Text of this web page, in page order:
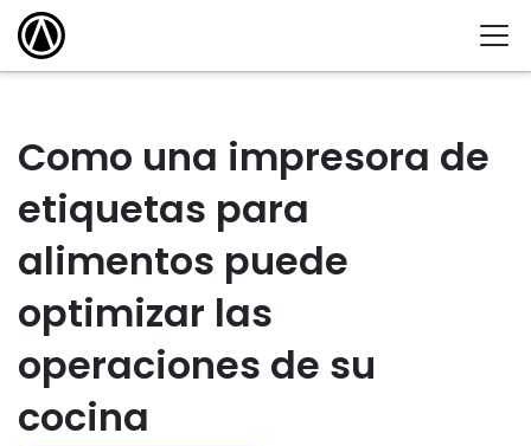
Como una impresora de
etiquetas para
alimentos puede
optimizar las
operaciones de su
cocina